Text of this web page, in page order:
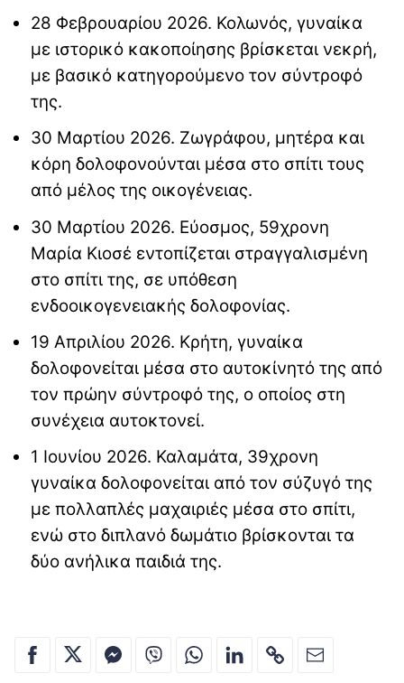
28 Φεβρουαρίου 2026. Κολωνός, γυναίκα
με ιστορικό κακοποίησης βρίσκεται νεκρή,
με βασικό κατηγορούμενο τον σύντροφό
της.
30 Μαρτίου 2026. Ζωγράφου, μητέρα και
κόρη δολοφονούνται μέσα στο σπίτι τους
από μέλος της οικογένειας.
30 Μαρτίου 2026. Εύοσμος, 59χρονη
Μαρία Κιοσέ εντοπίζεται στραγγαλισμένη
στο σπίτι της, σε υπόθεση
ενδοοικογενειακής δολοφονίας.
19 Απριλίου 2026. Κρήτη, γυναίκα
δολοφονείται μέσα στο αυτοκίνητό της από
τον πρώην σύντροφό της, ο οποίος στη
συνέχεια αυτοκτονεί.
1 Ιουνίου 2026. Καλαμάτα, 39χρονη
γυναίκα δολοφονείται από τον σύζυγό της
με πολλαπλές μαχαιριές μέσα στο σπίτι,
ενώ στο διπλανό δωμάτιο βρίσκονται τα
δύο ανήλικα παιδιά της.